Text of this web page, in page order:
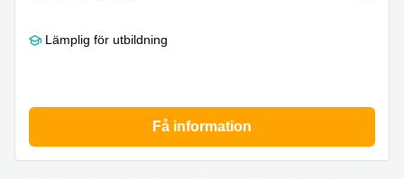
Lämplig för utbildning
Få information